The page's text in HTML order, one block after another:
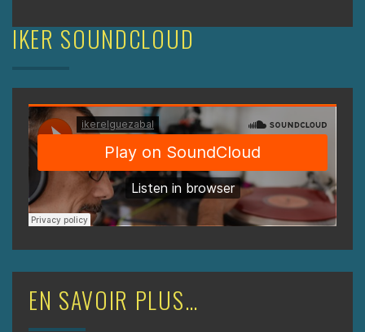
l’article
IKER SOUNDCLOUD
EN SAVOIR PLUS…